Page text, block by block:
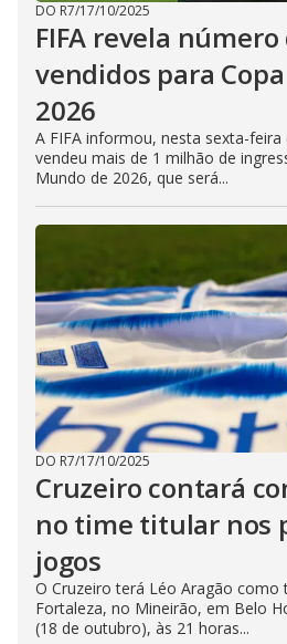
DO R7/17/10/2025
FIFA revela
vendidos para
2026
A FIFA informou, nesta sexta-
vendeu mais de 1 milhão de
Mundo de 2026, que será...
DO R7/17/10/2025
Cruzeiro contará
no time titular nos
jogos
O Cruzeiro terá Léo Aragão como
Fortaleza, no Mineirão, em Belo
(18 de outubro), às 21 horas...